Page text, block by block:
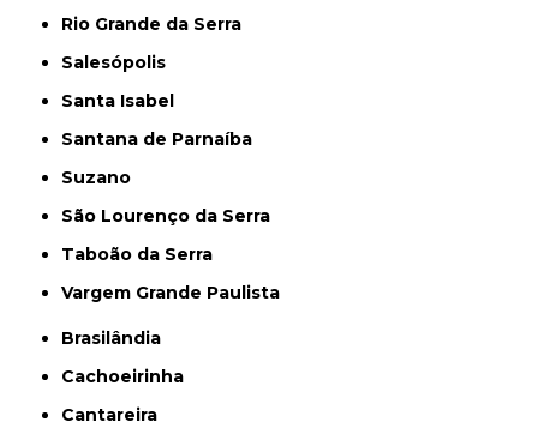
Rio Grande da Serra
Salesópolis
Santa Isabel
Santana de Parnaíba
Suzano
São Lourenço da Serra
Taboão da Serra
Vargem Grande Paulista
Brasilândia
Cachoeirinha
Cantareira